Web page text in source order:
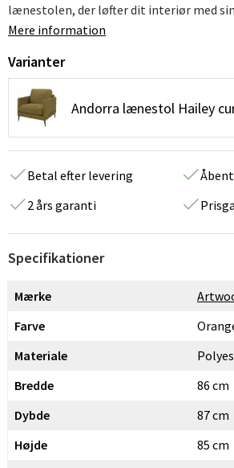
lænestolen, der løfter dit interiør med
Mere information
Varianter
Andorra lænestol Hailey
Betal efter levering
2 års garanti
Specifikationer
Mærke
Farve
Materiale
Bredde
86 cm
Dybde
87 cm
Højde
85 cm